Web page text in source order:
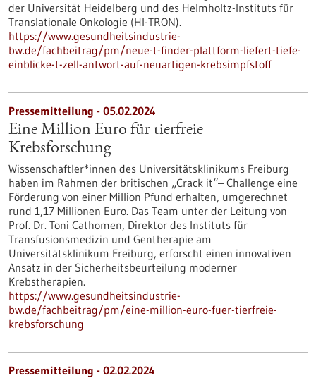
der Universität Heidelberg und des Helmholtz-Instituts für
Translationale Onkologie (HI-TRON).
https://www.gesundheitsindustrie-
bw.de/fachbeitrag/pm/neue-t-finder-plattform-liefert-tiefe-
einblicke-t-zell-antwort-auf-neuartigen-krebsimpfstoff
Pressemitteilung - 05.02.2024
Eine Million Euro für tierfreie
Krebsforschung
Wissenschaftler*innen des Universitätsklinikums Freiburg
haben im Rahmen der britischen „Crack it“– Challenge eine
Förderung von einer Million Pfund erhalten, umgerechnet
rund 1,17 Millionen Euro. Das Team unter der Leitung von
Prof. Dr. Toni Cathomen, Direktor des Instituts für
Transfusionsmedizin und Gentherapie am
Universitätsklinikum Freiburg, erforscht einen innovativen
Ansatz in der Sicherheitsbeurteilung moderner
Krebstherapien.
https://www.gesundheitsindustrie-
bw.de/fachbeitrag/pm/eine-million-euro-fuer-tierfreie-
krebsforschung
Pressemitteilung - 02.02.2024